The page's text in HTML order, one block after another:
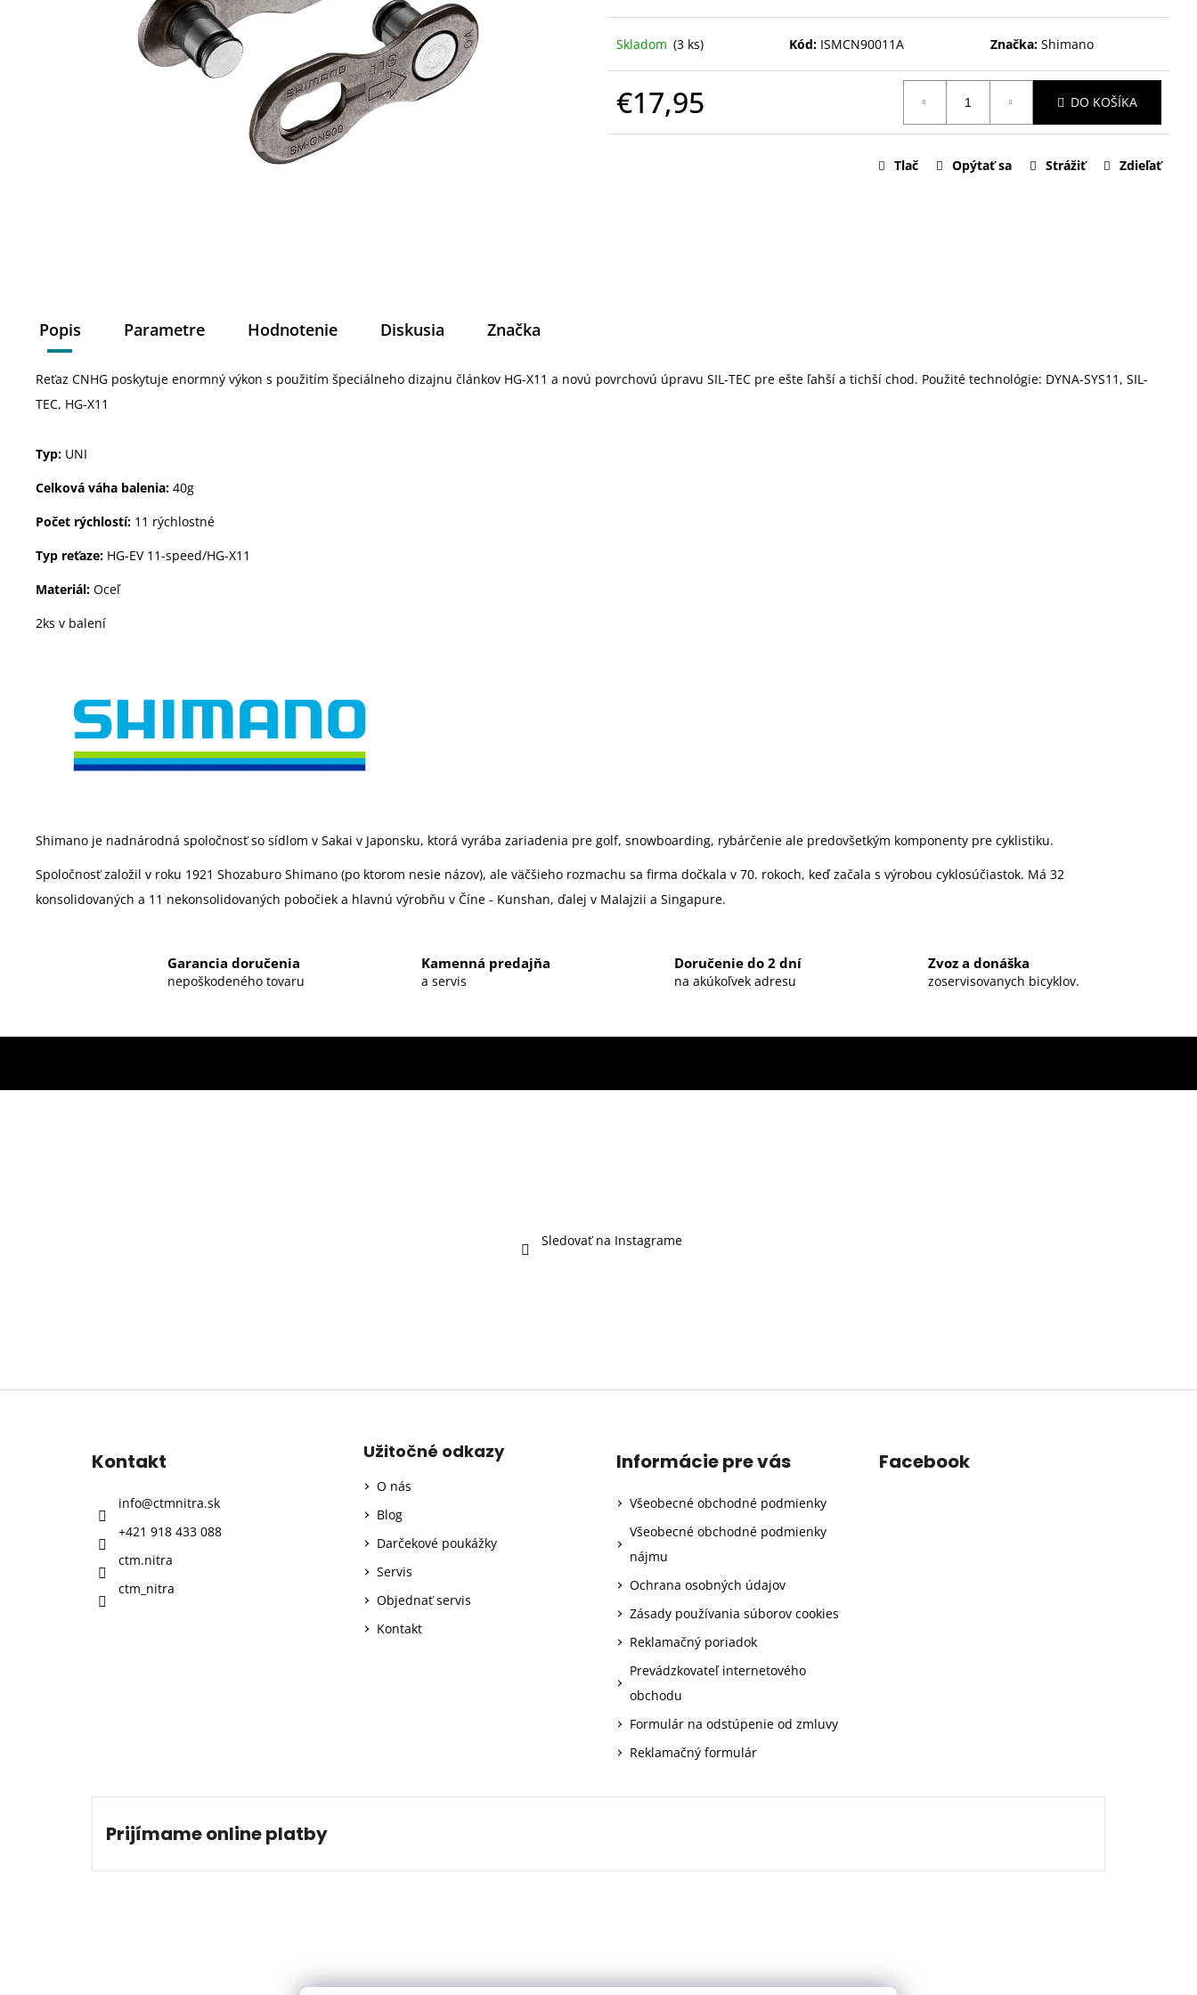
Skladom (3 ks) Kód: ISMCN90011A Značka: Shimano
€17,95 DO KOŠÍKA
Tlač Opýtať sa Strážiť Zdieľať
Popis Parametre Hodnotenie Diskusia Značka
Reťaz CNHG poskytuje enormný výkon s použitím špeciálneho dizajnu článkov HG-X11 a novú povrchovú úpravu SIL-TEC pre ešte ľahší a tichší chod. Použité technológie: DYNA-SYS11, SIL-
TEC, HG-X11
Typ: UNI
Celková váha balenia: 40g
Počet rýchlostí: 11 rýchlostné
Typ reťaze: HG-EV 11-speed/HG-X11
Materiál: Oceľ
2ks v balení
Shimano je nadnárodná spoločnosť so sídlom v Sakai v Japonsku, ktorá vyrába zariadenia pre golf, snowboarding, rybárčenie ale predovšetkým komponenty pre cyklistiku.
Spoločnosť založil v roku 1921 Shozaburo Shimano (po ktorom nesie názov), ale väčšieho rozmachu sa firma dočkala v 70. rokoch, keď začala s výrobou cyklosúčiastok. Má 32
konsolidovaných a 11 nekonsolidovaných pobočiek a hlavnú výrobňu v Číne - Kunshan, ďalej v Malajzii a Singapure.
Garancia doručenia
nepoškodeného tovaru
Kamenná predajňa
a servis
Doručenie do 2 dní
na akúkoľvek adresu
Zvoz a donáška
zoservisovanych bicyklov.
Sledovať na Instagrame
Z
Kontakt
info@ctmnitra.sk
+421 918 433 088
ctm.nitra
ctm_nitra
Užitočné odkazy
O nás
Blog
Darčekové poukážky
Servis
Objednať servis
Kontakt
Informácie pre vás
Všeobecné obchodné podmienky
Všeobecné obchodné podmienky
nájmu
Ochrana osobných údajov
Zásady používania súborov cookies
Reklamačný poriadok
Prevádzkovateľ internetového
obchodu
Formulár na odstúpenie od zmluvy
Reklamačný formulár
Facebook
Prijímame online platby